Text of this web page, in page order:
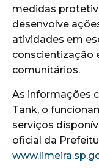
medidas
desenvolve
atividades em
conscientização
comunitários.
As informações
Tank, o
serviços
oficial da